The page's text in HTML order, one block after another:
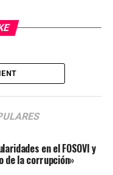
en el FOSOVI y
de la corrupción»